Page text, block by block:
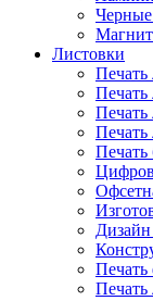
Черные
Листовки
Печать
Печать
Печать
Печать
Печать
Печать
Печать